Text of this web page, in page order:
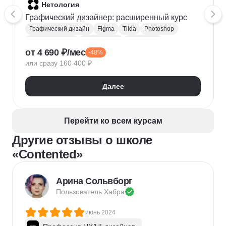
Нетология
Графический дизайнер: расширенный курс
Графический дизайн Figma Tilda
Photoshop
Иллюстрация
Скетчинг
Adobe Animate
Cinema 4D
Дизайн логотипов
Дизайн упаковки
Бренд-дизайн
Разработка фирменного стиля
Создание анимации
Брендинг
Microsoft PowerPoint
Колористика
от 4 690 ₽/мес -48%
или сразу 160 400 ₽
Далее
Перейти ко всем курсам
Другие отзывы о школе
«Contented»
Арина Сольвборг
Пользователь Хабра
июнь 2024